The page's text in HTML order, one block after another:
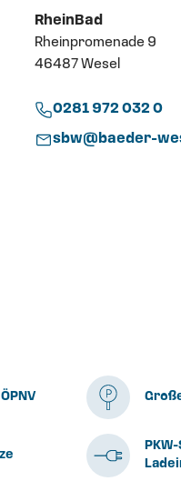
RheinBad
Rheinpromenade 9
46487 Wesel
0281 972 032 0
sbw@baeder-